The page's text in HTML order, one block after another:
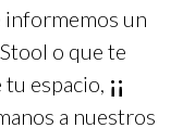
informemos un
o que te
espacio, ¡¡
a nuestros